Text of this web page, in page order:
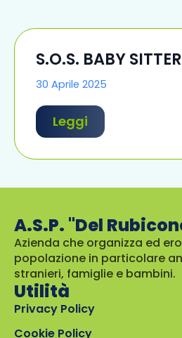
S.O.S. BABY SITTER
30 Aprile 2025
Leggi
A.S.P. "Del
Azienda che organizza ed
popolazione in particolare
stranieri, famiglie e bambini.
Utilità
Privacy Policy
Cookie Policy